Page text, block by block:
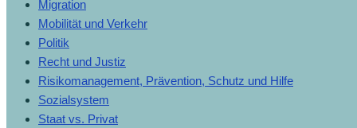
Migration
Mobilität und Verkehr
Politik
Recht und Justiz
Risikomanagement, Prävention, Schutz und Hilfe
Sozialsystem
Staat vs. Privat